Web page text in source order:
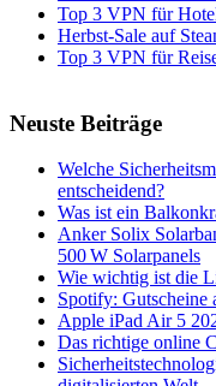
Top 3 VPN für
Herbst-Sale auf
Top 3 VPN für
Neuste Beiträge
Welche
entscheidend?
Was ist ein
Anker Solix
500 W Solarpanels
Wie wichtig ist die
Spotify: Gutscheine
Apple iPad Air 5
Das richtige online